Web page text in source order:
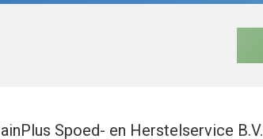
Spoed- en Herstelservice B.V.